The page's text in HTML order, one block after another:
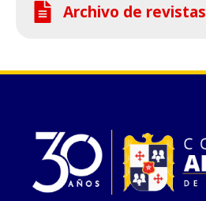
Archivo de revistas